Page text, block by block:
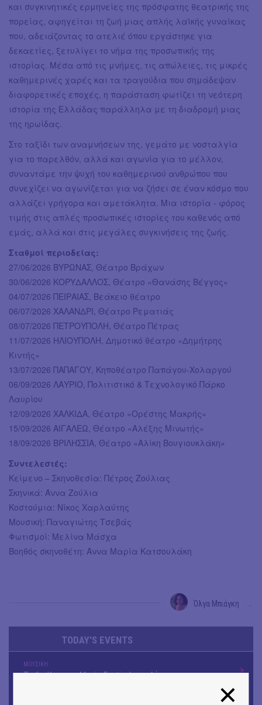
και συγκινητικές ερμηνείες της πρόσφατης θεατρικής της
πορείας, αφηγείται τη ζωή μιας απλής λαϊκής γυναίκας
που, αδειάζοντας το ατελιέ όπου εργάστηκε για
δεκαετίες, ξετυλίγει το νήμα της προσωπικής της
ιστορίας. Μέσα από τις μνήμες, τις απώλειες, τις μικρές
καθημερινές χαρές και τα τραγούδια που σημάδεψαν
διαφορετικές εποχές, η παράσταση φωτίζει τη νεότερη
ιστορία της Ελλάδας παράλληλα με τη διαδρομή μιας
της ηρωίδας.
Στο ταξίδι των αναμνήσεων της, γεμάτο με νοσταλγία
για το παρελθόν, αλλά και αγωνία για το μέλλον,
συναντάμε την ψυχή του καθημερινού ανθρώπου που
συνεχίζει να αγωνίζεται για να ζήσει σε έναν κόσμο που
αλλάζει γρήγορα και αμετάκλητα. Μια ιστορία - φόρος
τιμής στις απλές προσωπικές ιστορίες του καθενός από
εμάς, αλλά και στις μεγάλες συγκινήσεις της ζωής.
Σταθμοί περιοδείας:
27/06/2026 ΒΥΡΩΝΑΣ, Θέατρο Βράχων
30/06/2026 ΚΟΡΥΔΑΛΛΟΣ, Θέατρο «Θανάσης Βέγγος»
04/07/2026 ΠΕΙΡΑΙΑΣ, Βεάκειο θέατρο
06/07/2026 ΧΑΛΑΝΔΡΙ, Θέατρο Ρεματιάς
08/07/2026 ΠΕΤΡΟΥΠΟΛΗ, Θέατρο Πέτρας
11/07/2026 ΗΛΙΟΥΠΟΛΗ, Δημοτικό θέατρο «Δημήτρης
Κιντής»
13/07/2026 ΠΑΠΑΓΟΥ, Κηποθέατρο Παπάγου-Χολαργού
06/09/2026 ΛΑΥΡΙΟ, Πολιτιστικό & Τεχνολογικό Πάρκο
Λαυρίου
12/09/2026 ΧΑΛΚΙΔΑ, Θέατρο «Ορέστης Μακρής»
15/09/2026 ΑΙΓΑΛΕΩ, Θέατρο «Αλέξης Μινωτής»
18/09/2026 ΒΡΙΛΗΣΣΙΑ, Θέατρο «Αλίκη Βουγιουκλάκη»
Συντελεστές:
Κείμενο – Σκηνοθεσία: Πέτρος Ζούλιας
Σκηνικά: Άννα Ζούλια
Κοστούμια: Νίκος Χαρλαύτης
Μουσική: Παναγιώτης Τσεβάς
Φωτισμοί: Μελίνα Μάσχα
Βοηθός σκηνοθέτη: Άννα Μαρία Κατσουλάκη
Όλγα Μπιάγκη
TODAY'S EVENTS
ΜΟΥΣΙΚΗ
Το 6ο Kournos Music Festival στη Λήμνο